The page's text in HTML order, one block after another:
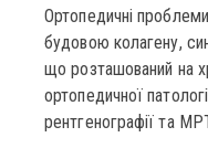
Ортопедичні
будовою колагену,
що розташований на
ортопедичної
рентгенографії та